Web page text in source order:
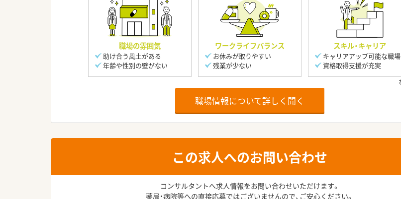
職場の雰囲気
助け合う風土がある
年齢や性別の壁がない
ワークライフバランス
お休みが取りやすい
残業が少ない
スキル・キャリア
キャリアアップ可能な職場
資格取得支援が充実
職場情報について詳しく聞く
この求人へのお問い合わせ
コンサルタントへ求人情報をお問い合わせいただけます。
薬局・病院等への直接応募ではございませんので、ご安心ください。